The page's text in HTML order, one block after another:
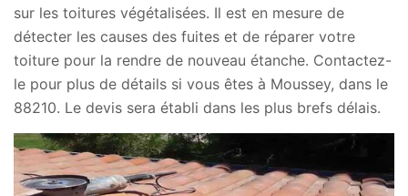
sur les toitures végétalisées. Il est en mesure de
détecter les causes des fuites et de réparer votre
toiture pour la rendre de nouveau étanche. Contactez-
le pour plus de détails si vous êtes à Moussey, dans le
88210. Le devis sera établi dans les plus brefs délais.